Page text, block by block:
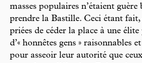
masses populaires n’étaient guère
prendre la Bastille. Ceci étant fait,
priées de céder la place à une
d’« honnêtes gens » raisonnables
pour asseoir leur autorité que